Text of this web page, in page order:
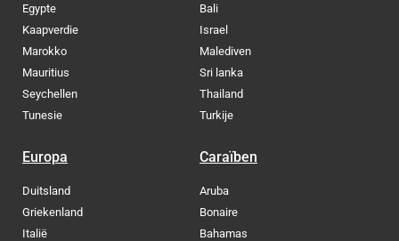
Egypte
Kaapverdie
Marokko
Mauritius
Seychellen
Tunesie
Bali
Israel
Malediven
Sri lanka
Thailand
Turkije
Europa
Duitsland
Griekenland
Italië
Caraïben
Aruba
Bonaire
Bahamas